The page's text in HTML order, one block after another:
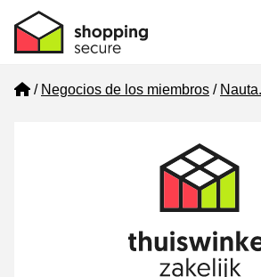
Home
Negocios de los miembros